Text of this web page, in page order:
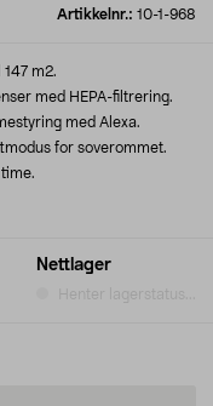
Artikkelnr.: 10-1-968
Nettlager
Henter lagerstatus...
m2.
med HEPA-filtrering.
med Alexa.
for soverommet.